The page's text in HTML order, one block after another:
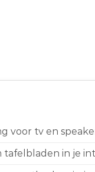
voor tv en
tafelbladen in je